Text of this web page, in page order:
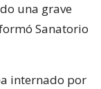
una grave
Sanatorio
internado por